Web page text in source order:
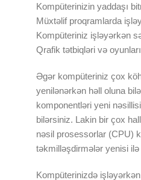
Kompüterinizin yaddaşı
Müxtəlif proqramlarda
Kompüteriniz işləyərkən
Qrafik tətbiqləri və
Əgər kompüteriniz çox
yenilənərkən həll oluna
komponentləri yeni
bilərsiniz. Lakin bir çox
nəsil prosessorlar (CPU)
təkmilləşdirmələr yenisi
Kompüterinizdə